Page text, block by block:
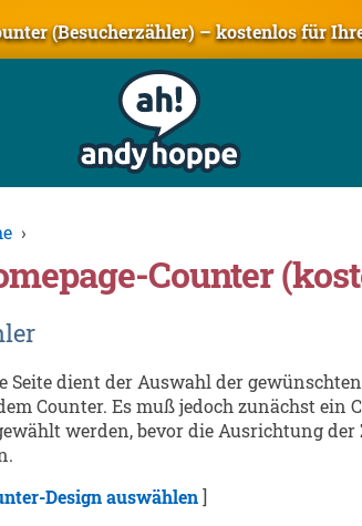
(Besucherzähler) – kostenlos für
›
Counter
Seite dient der Auswahl der
Counter. Es muß jedoch zunächst ein
werden, bevor die Ausrichtung
Design auswählen]